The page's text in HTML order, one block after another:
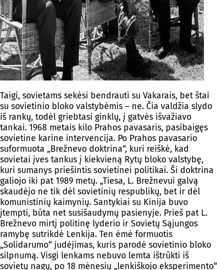
Taigi, sovietams sekėsi bendrauti su Vakarais, bet štai
su sovietinio bloko valstybėmis – ne. Čia valdžia slydo
iš rankų, todėl griebtasi ginklų, į gatvės išvažiavo
tankai. 1968 metais kilo Prahos pavasaris, pasibaigęs
sovietine karine intervencija. Po Prahos pavasario
suformuota „Brežnevo doktrina“, kuri reiškė, kad
sovietai įves tankus į kiekvieną Rytų bloko valstybę,
kuri sumanys priešintis sovietinei politikai. Ši doktrina
galiojo iki pat 1989 metų. „Tiesa, L. Brežnevui galvą
skaudėjo ne tik dėl sovietinių respublikų, bet ir dėl
komunistinių kaimynių. Santykiai su Kinija buvo
įtempti, būta net susišaudymų pasienyje. Prieš pat L.
Brežnevo mirtį politinę lyderio ir Sovietų Sąjungos
ramybę sutrikdė Lenkija. Ten ėmė formuotis
„Solidarumo“ judėjimas, kuris parodė sovietinio bloko
silpnumą. Visgi lenkams nebuvo lemta ištrūkti iš
sovietų nagų, po 18 mėnesių „lenkiškojo eksperimento“